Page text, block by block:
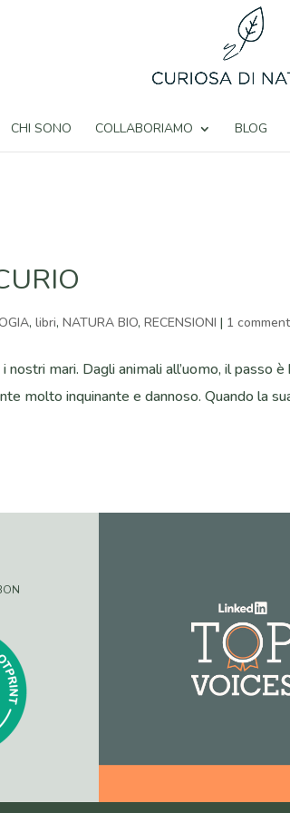
CHI SONO COLLABORIAMO BLOG
,libri,NATURA BIO,RECENSIONI | 1
nostri mari. Dagli animali all’uomo, il passo
molto inquinante e dannoso. Quando la